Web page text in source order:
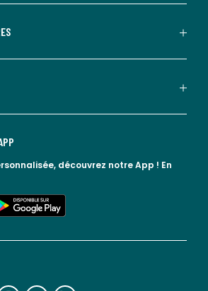
lien vers l'espace réseaux sociaux lien vers l'espace réseaux sociaux lien vers le blog la redoute
découvrez notre App ! En
play